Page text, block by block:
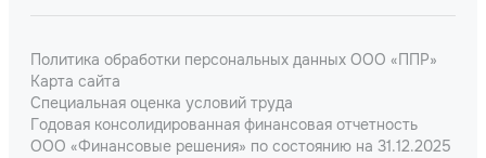
Политика обработки персональных данных ООО «ППР»
Карта сайта
Специальная оценка условий труда
Годовая консолидированная финансовая отчетность
ООО «Финансовые решения» по состоянию на 31.12.2025